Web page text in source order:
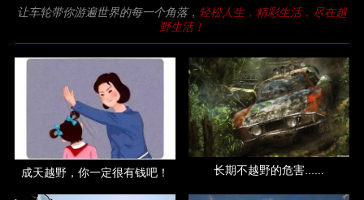
让车轮带你游遍世界的每一个角落， 轻松人生，精彩生活，尽在越
野生活！
成天越野，你一定很有钱吧！ 长期不越野的危害......